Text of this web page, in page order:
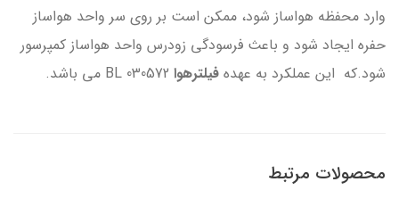
وارد محفظه هواساز شود، ممکن است بر روی سر واحد هواساز
حفره ایجاد شود و باعث فرسودگی زودرس واحد هواساز کمپرسور
شود.که این عملکرد به عهده فیلترهوا
محصولات مرتبط